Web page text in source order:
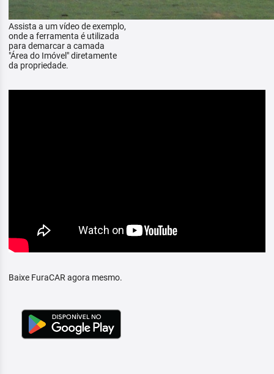
Assista a um vídeo de exemplo,
onde a ferramenta é utilizada
para demarcar a camada
"Área do Imóvel" diretamente
da propriedade.
Baixe FuraCAR agora mesmo.